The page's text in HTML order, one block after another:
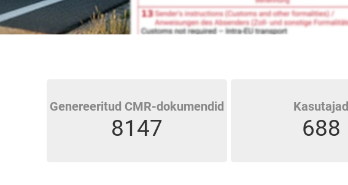
Genereeritud CMR-dokumendid
8147
Kasutajad
688